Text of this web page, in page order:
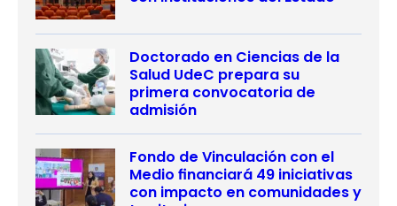
Doctorado en Ciencias de la
Salud UdeC prepara su
primera convocatoria de
admisión
Fondo de Vinculación con el
Medio financiará 49 iniciativas
con impacto en comunidades y